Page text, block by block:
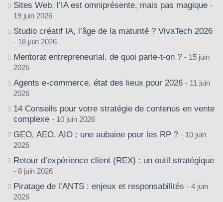
Sites Web, l’IA est omniprésente, mais pas magique
19 juin 2026
Studio créatif IA, l’âge de la maturité ? VivaTech 2026
18 juin 2026
Mentorat entrepreneurial, de quoi parle-t-on ?
15 juin
2026
Agents e-commerce, état des lieux pour 2026
11 juin
2026
14 Conseils pour votre stratégie de contenus en vente
complexe
10 juin 2026
GEO, AEO, AIO : une aubaine pour les RP ?
10 juin
2026
Retour d’expérience client (REX) : un outil stratégique
8 juin 2026
Piratage de l’ANTS : enjeux et responsabilités
4 juin
2026